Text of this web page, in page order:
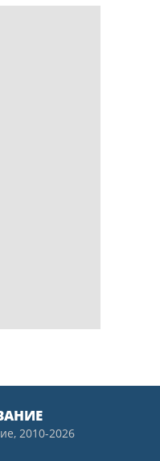
2010-2026